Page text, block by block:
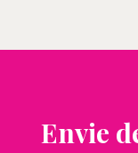
Envie